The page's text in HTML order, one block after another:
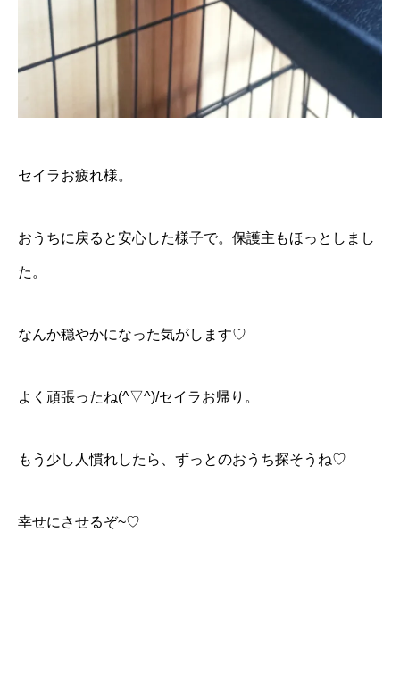
セイラお疲れ様。
おうちに戻ると安心した様子で。保護主もほっとしまし
た。
なんか穏やかになった気がします♡
よく頑張ったね(^▽^)/セイラお帰り。
もう少し人慣れしたら、ずっとのおうち探そうね♡
幸せにさせるぞ~♡